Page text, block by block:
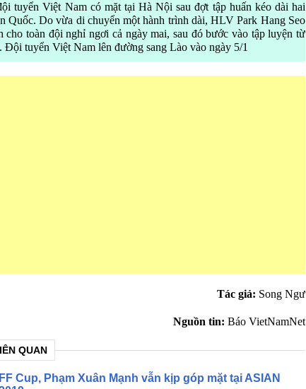
tuyển Việt Nam có mặt tại Hà Nội sau đợt tập huấn kéo dài hai
Quốc. Do vừa di chuyển một hành trình dài, HLV Park Hang Seo
cho toàn đội nghỉ ngơi cả ngày mai, sau đó bước vào tập luyện từ
Đội tuyển Việt Nam lên đường sang Lào vào ngày 5/1
Tác giả: Song Ngư
Nguồn tin: Báo VietNamNet
QUAN
Cup, Phạm Xuân Mạnh vẫn kịp góp mặt tại ASIAN